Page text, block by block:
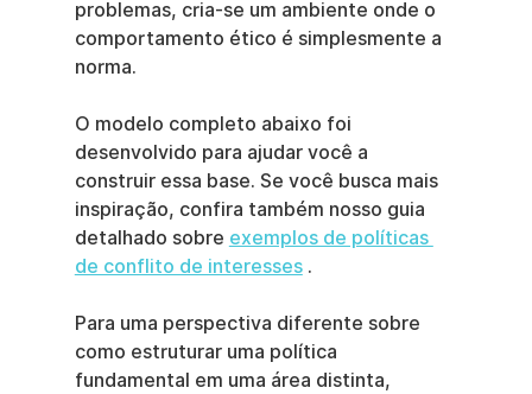
problemas, cria-se um ambiente onde o
comportamento ético é simplesmente a
norma.
O modelo completo abaixo foi
desenvolvido para ajudar você a
construir essa base. Se você busca mais
inspiração, confira também nosso guia
detalhado sobre exemplos de políticas
de conflito de interesses .
Para uma perspectiva diferente sobre
como estruturar uma política
fundamental em uma área distinta,